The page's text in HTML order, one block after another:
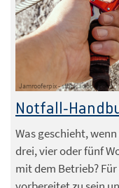
Jamrooferpix - stock.adobe.com
Notfall-
Was geschieht,
drei, vier oder fünf
mit dem Betrieb?